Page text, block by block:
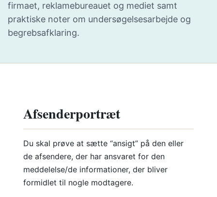
firmaet, reklamebureauet og mediet samt
praktiske noter om undersøgelsesarbejde og
begrebsafklaring.
Afsenderportræt
Du skal prøve at sætte “ansigt” på den eller
de afsendere, der har ansvaret for den
meddelelse/de informationer, der bliver
formidlet til nogle modtagere.